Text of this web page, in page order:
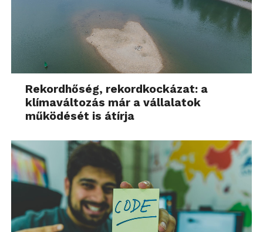
Rekordhőség, rekordkockázat: a
klímaváltozás már a vállalatok
működését is átírja